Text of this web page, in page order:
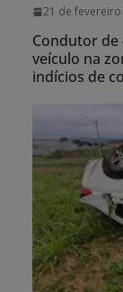
21 de
Condutor
veículo na
indícios de